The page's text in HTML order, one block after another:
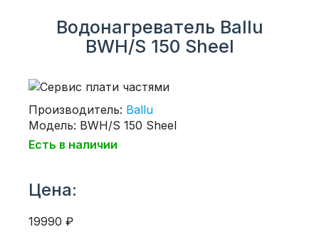
Водонагреватель Ballu
BWH/S 150 Sheel
Производитель: Ballu
Модель: BWH/S 150 Sheel
Есть в наличии
Цена:
19990 ₽